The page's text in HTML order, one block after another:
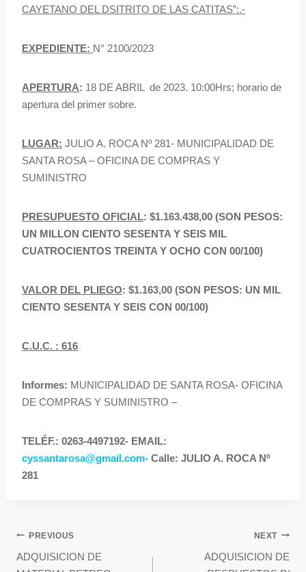
CAYETANO DEL DSITRITO DE LAS CATITAS”:.-
EXPEDIENTE: N° 2100/2023
APERTURA: 18 DE ABRIL de 2023. 10:00Hrs; horario de
apertura del primer sobre.
LUGAR: JULIO A. ROCA Nº 281- MUNICIPALIDAD DE
SANTA ROSA – OFICINA DE COMPRAS Y
SUMINISTRO
PRESUPUESTO OFICIAL: $1.163.438,00 (SON PESOS:
UN MILLON CIENTO SESENTA Y SEIS MIL
CUATROCIENTOS TREINTA Y OCHO CON 00/100)
VALOR DEL PLIEGO: $1.163,00 (SON PESOS: UN MIL
CIENTO SESENTA Y SEIS CON 00/100)
C.U.C. : 616
Informes: MUNICIPALIDAD DE SANTA ROSA- OFICINA
DE COMPRAS Y SUMINISTRO –
TELÉF.: 0263-4497192- EMAIL:
cyssantarosa@gmail.com- Calle: JULIO A. ROCA Nº
281
PREVIOUS
ADQUISICION DE
NEXT
ADQUISICION DE